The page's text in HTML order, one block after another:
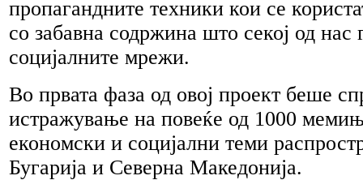
пропагандните техники кои се
со забавна содржина што секој од нас
социјалните мрежи.
Во првата фаза од овој проект беше
истражување на повеќе од 1000
економски и социјални теми
Бугарија и Северна Македонија.